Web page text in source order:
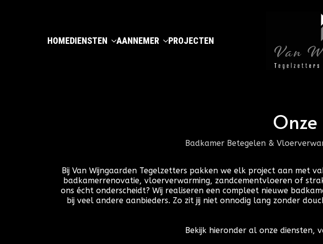
HOMEDIENSTEN AANNEMER PROJECTEN
Badkamer Betegelen &
Bij Van Wijngaarden Tegelzetters pakken we elk project aan met
badkamerrenovatie, vloerverwarming, zandcementvloeren of
ons écht onderscheidt? Wij realiseren een compleet nieuwe
bij veel andere aanbieders. Zo zit jij niet onnodig lang zonder
Bekijk hieronder al onze diensten,